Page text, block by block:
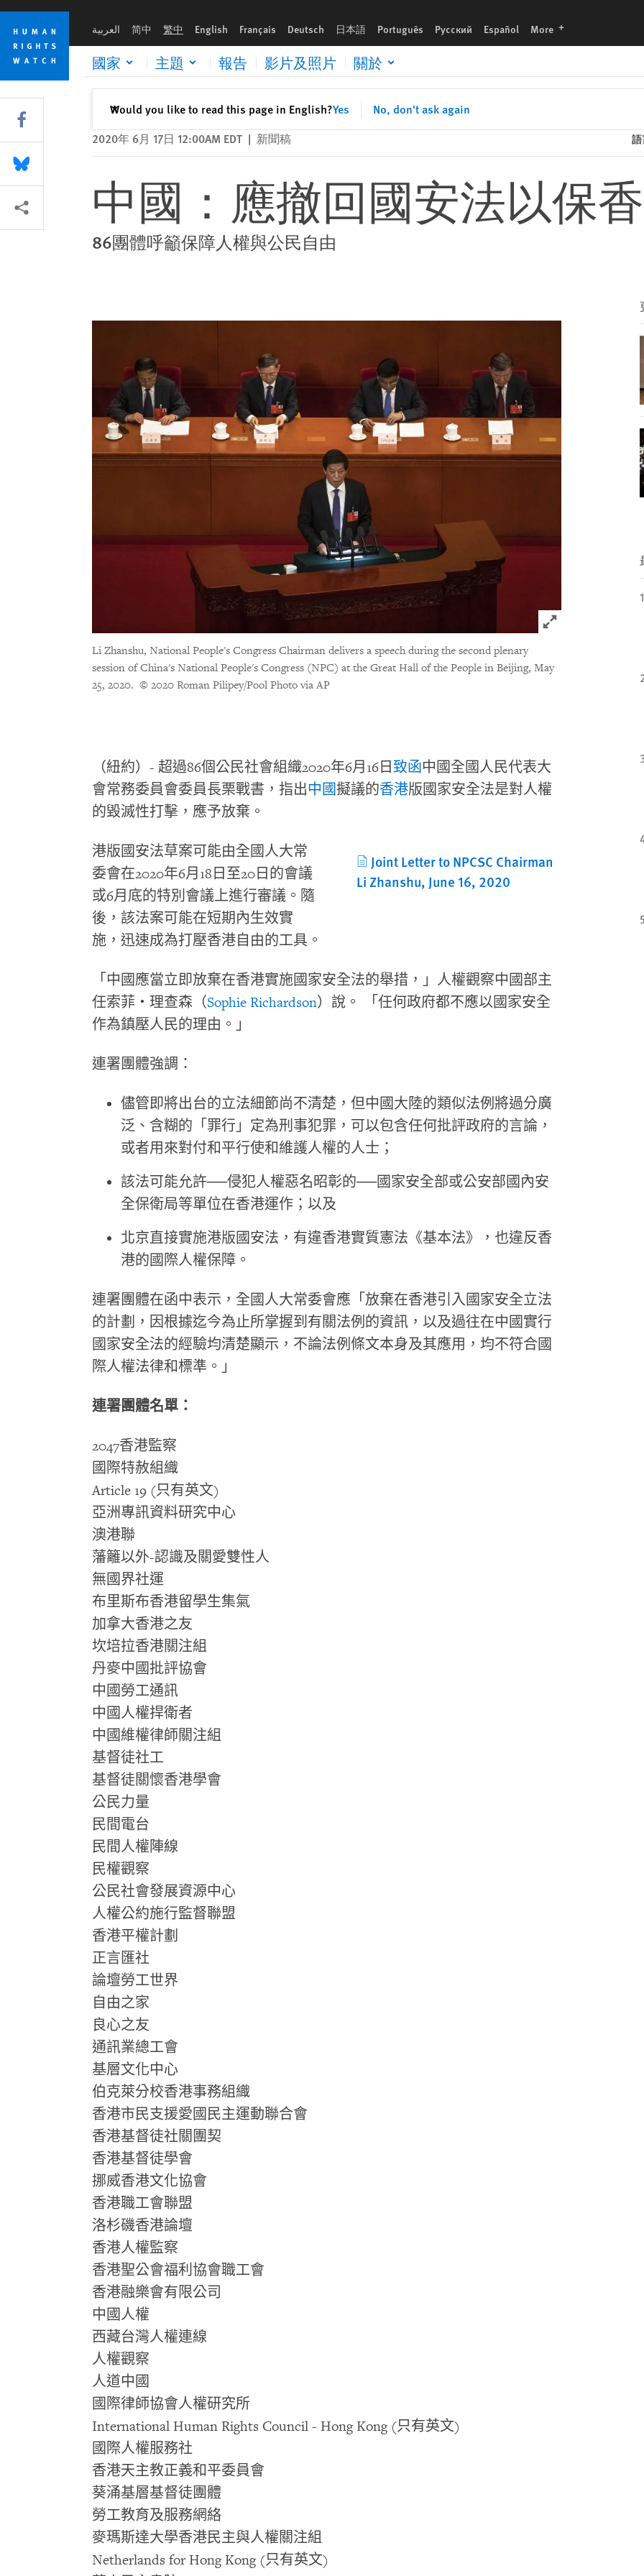
Skip
cookie
privacy
notice
Skip
main
content
العربية 简中 繁中 English Français Deutsch 日本語 Português Русский Español More languages
國家 主題 報告 影片及照片 關於
Would you like to read this page in English?Yes No, don't ask again
✕關閉
2020年 6月 17日 12:00AM EDT | 新聞稿
中國：應撤回國安法以保
86團體呼籲保障人權與公民自由
Click to expand
Li Zhanshu, National People's Congress Chairman delivers a speech during the second plenary
session of China's National People's Congress (NPC) at the Great Hall of the People in Beijing, May
25, 2020. © 2020 Roman Pilipey/Pool Photo via AP
（紐約） - 超過86個公民社會組織2020年6月 16 日 致函中國全國人民代表大
會常務委員會委員長栗戰書，指出中國擬議的香港版國家安全法是對人權
的毀滅性打擊，應予放棄。
Joint Letter to NPCSC Chairman
Li Zhanshu, June 16, 2020
港版國安法草案可能由全國人大常
委會在2020年6月 18 日至20 日的會議
或6月底的特別會議上進行審議。隨
後，該法案可能在短期內生效實
施，迅速成為打壓香港自由的工具。
「中國應當立即放棄在香港實施國家安全法的舉措，」人權觀察中國部主
任索菲・理查森（Sophie Richardson）說。
「任何政府都不應以國家安全
作為鎮壓人民的理由。」
連署團體強調：
儘管即將出台的立法細節尚不清楚，但中國大陸的類似法例將過分廣
泛、含糊的「罪行」定為刑事犯罪，可以包含任何批評政府的言論，
或者用來對付和平行使和維護人權的人士；
該法可能允許──侵犯人權惡名昭彰的──國家安全部或公安部國內安
全保衛局等單位在香港運作；以及
北京直接實施港版國安法，有違香港實質憲法《基本法》，也違反香
港的國際人權保障。
連署團體在函中表示，全國人大常委會應「放棄在香港引入國家安全立法
的計劃，因根據迄今為止所掌握到有關法例的資訊，以及過往在中國實行
國家安全法的經驗均清楚顯示，不論法例條文本身及其應用，均不符合國
際人權法律和標準。」
連署團體名單：
2047香港監察
國際特赦組織
Article 19 (只有英文)
亞洲專訊資料研究中心
澳港聯
藩籬以外-認識及關愛雙性人
無國界社運
布里斯布香港留學生集氣
加拿大香港之友
坎培拉香港關注組
丹麥中國批評協會
中國勞工通訊
中國人權捍衛者
中國維權律師關注組
基督徒社工
基督徒關懷香港學會
公民力量
民間電台
民間人權陣線
民權觀察
公民社會發展資源中心
人權公約施行監督聯盟
香港平權計劃
正言匯社
論壇勞工世界
自由之家
良心之友
通訊業總工會
基層文化中心
伯克萊分校香港事務組織
香港市民支援愛國民主運動聯合會
香港基督徒社關團契
香港基督徒學會
挪威香港文化協會
香港職工會聯盟
洛杉磯香港論壇
香港人權監察
香港聖公會福利協會職工會
香港融樂會有限公司
中國人權
西藏台灣人權連線
人權觀察
人道中國
國際律師協會人權研究所
International Human Rights Council - Hong Kong (只有英文)
國際人權服務社
香港天主教正義和平委員會
葵涌基層基督徒團體
勞工教育及服務網絡
麥瑪斯達大學香港民主與人權關注組
Netherlands for Hong Kong (只有英文)
Share this via Facebook
Share this via Bluesky
More sharing options